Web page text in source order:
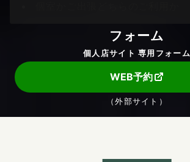
フォーム
個人店サイト 専用フォーム
WEB予約
（外部サイト）